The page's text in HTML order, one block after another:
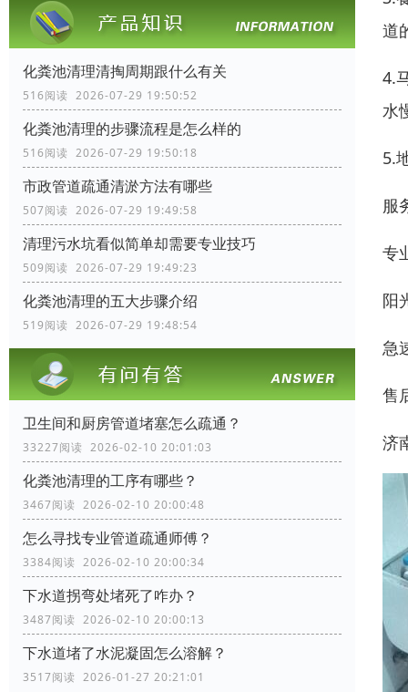
化粪池清理清掏周期跟什么有关
516阅读 2026-07-29 19:50:52
化粪池清理的步骤流程是怎么样的
516阅读 2026-07-29 19:50:18
市政管道疏通清淤方法有哪些
507阅读 2026-07-29 19:49:58
清理污水坑看似简单却需要专业技巧
509阅读 2026-07-29 19:49:23
化粪池清理的五大步骤介绍
519阅读 2026-07-29 19:48:54
卫生间和厨房管道堵塞怎么疏通？
33227阅读 2026-02-10 20:01:03
化粪池清理的工序有哪些？
3467阅读 2026-02-10 20:00:48
怎么寻找专业管道疏通师傅？
3384阅读 2026-02-10 20:00:34
下水道拐弯处堵死了咋办？
3487阅读 2026-02-10 20:00:13
下水道堵了水泥凝固怎么溶解？
3517阅读 2026-01-27 20:21:01
道
4.
水
5.
服
专
阳
急
售
济